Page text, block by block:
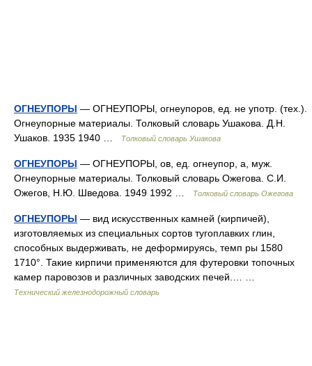
ОГНЕУПОРЫ — ОГНЕУПОРЫ, огнеупоров, ед. не употр. (тех.).
Огнеупорные материалы. Толковый словарь Ушакова. Д.Н.
Ушаков. 1935 1940 …
Толковый словарь Ушакова
ОГНЕУПОРЫ — ОГНЕУПОРЫ, ов, ед. огнеупор, а, муж.
Огнеупорные материалы. Толковый словарь Ожегова. С.И.
Ожегов, Н.Ю. Шведова. 1949 1992 …
Толковый словарь Ожегова
ОГНЕУПОРЫ — вид искусственных камней (кирпичей),
изготовляемых из специальных сортов тугоплавких глин,
способных выдерживать, не деформируясь, темп ры 1580
1710°. Такие кирпичи применяются для футеровки топочных
камер паровозов и различных заводских печей.… …
Технический железнодорожный словарь